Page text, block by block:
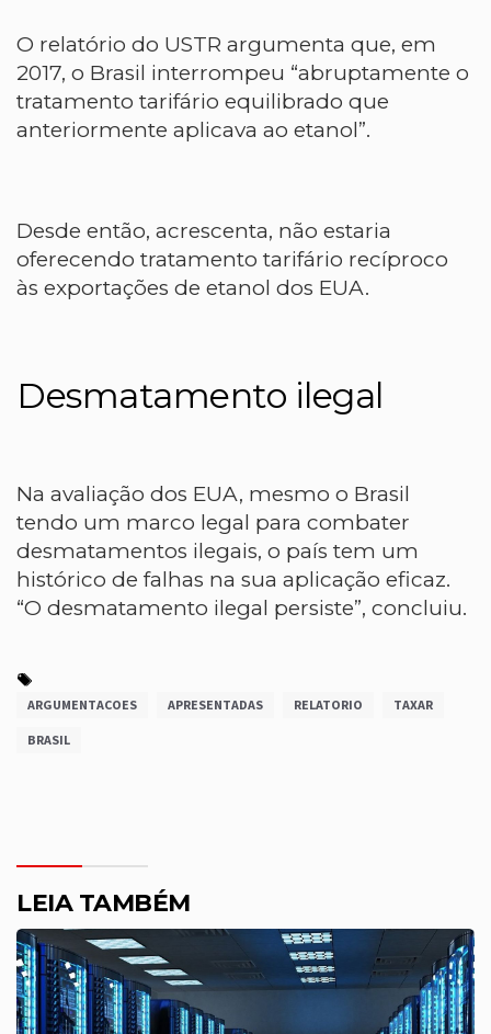
O relatório do USTR argumenta que, em
2017, o Brasil interrompeu “abruptamente o
tratamento tarifário equilibrado que
anteriormente aplicava ao etanol”.
Desde então, acrescenta, não estaria
oferecendo tratamento tarifário recíproco
às exportações de etanol dos EUA.
Desmatamento ilegal
Na avaliação dos EUA, mesmo o Brasil
tendo um marco legal para combater
desmatamentos ilegais, o país tem um
histórico de falhas na sua aplicação eficaz.
“O desmatamento ilegal persiste”, concluiu.
ARGUMENTACOES APRESENTADAS RELATORIO TAXAR
BRASIL
LEIA TAMBÉM